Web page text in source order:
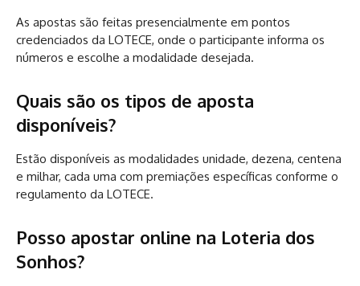
As apostas são feitas presencialmente em pontos
credenciados da LOTECE, onde o participante informa os
números e escolhe a modalidade desejada.
Quais são os tipos de aposta
disponíveis?
Estão disponíveis as modalidades unidade, dezena, centena
e milhar, cada uma com premiações específicas conforme o
regulamento da LOTECE.
Posso apostar online na Loteria dos
Sonhos?